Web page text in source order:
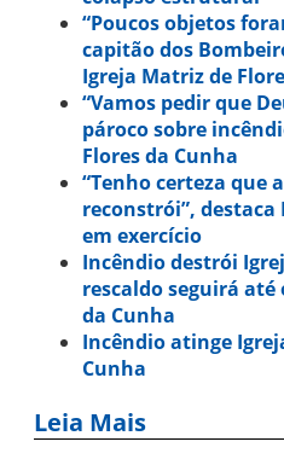
“Poucos objetos
capitão dos
Igreja Matriz de
“Vamos pedir que
pároco sobre
Flores da Cunha
“Tenho certeza que
reconstrói”,
em exercício
Incêndio destrói
rescaldo seguirá
da Cunha
Incêndio atinge
Cunha
Leia Mais